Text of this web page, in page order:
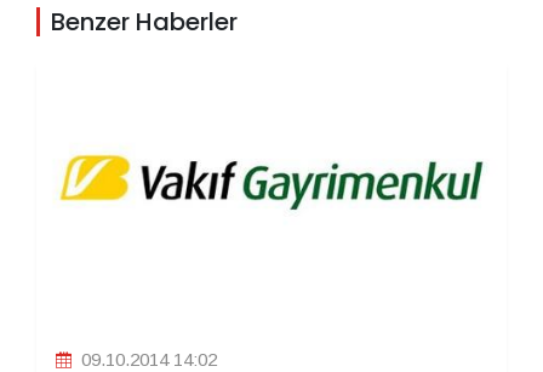
Benzer Haberler
09.10.2014 14:02